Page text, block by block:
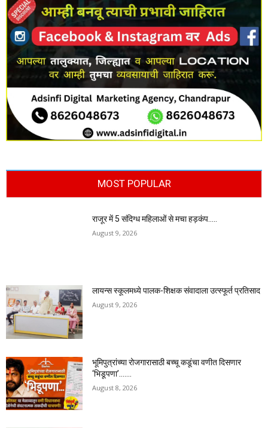
MOST POPULAR
राजूर में 5 संदिग्ध महिलाओं से मचा हड़कंप…..
August 9, 2026
लायन्स स्कूलमध्ये पालक-शिक्षक संवादाला उत्स्फूर्त प्रतिसाद
August 9, 2026
भूमिपुत्रांच्या रोजगारासाठी बच्चू कडूंचा वणीत दिसणार
‘भिडूपणा’…….
August 8, 2026